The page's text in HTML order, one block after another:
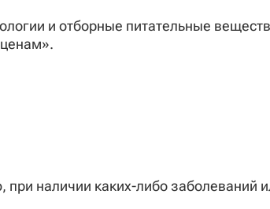
и отборные питательные
наличии каких-либо заболеваний